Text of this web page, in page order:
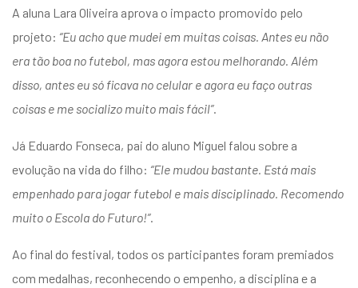
A aluna Lara Oliveira aprova o impacto promovido pelo
projeto: “Eu acho que mudei em muitas coisas. Antes eu não
era tão boa no futebol, mas agora estou melhorando. Além
disso, antes eu só ficava no celular e agora eu faço outras
coisas e me socializo muito mais fácil”.
Já Eduardo Fonseca, pai do aluno Miguel falou sobre a
evolução na vida do filho: “Ele mudou bastante. Está mais
empenhado para jogar futebol e mais disciplinado. Recomendo
muito o Escola do Futuro!”.
Ao final do festival, todos os participantes foram premiados
com medalhas, reconhecendo o empenho, a disciplina e a